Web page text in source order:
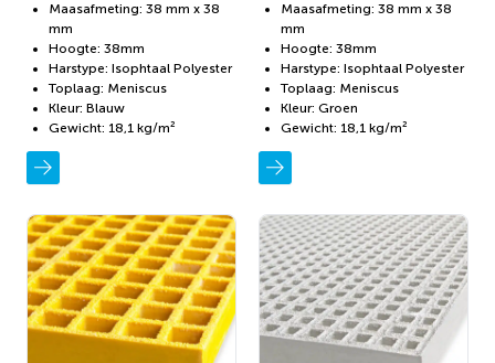
Maasafmeting: 38 mm x 38
mm
Hoogte: 38mm
Harstype: Isophtaal Polyester
Toplaag: Meniscus
Kleur: Blauw
Gewicht: 18,1 kg/m²
Maasafmeting: 38 mm x 38
mm
Hoogte: 38mm
Harstype: Isophtaal Polyester
Toplaag: Meniscus
Kleur: Groen
Gewicht: 18,1 kg/m²